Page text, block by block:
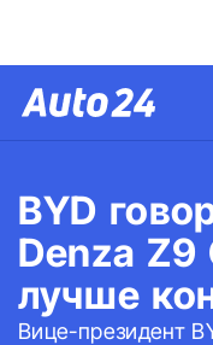
BYD
Denza Z9
лучше
Вице-президент